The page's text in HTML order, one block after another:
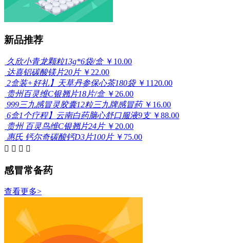
新品推荐
久欣小青龙颗粒13g*6袋/盒 ￥10.00
达喜铝碳酸镁片20片 ￥22.00
2盒装+好礼】天草丹参保心茶180袋 ￥1120.00
贵州百灵维C银翘片18片/盒 ￥26.00
999三九感冒灵胶囊12粒三九牌感冒药 ￥16.00
6盒1个疗程】云南白药脑心舒口服液9支 ￥88.00
贵州 百灵鸟维C银翘片24片 ￥20.00
惠氏 钙尔奇碳酸钙D3片100片 ￥75.00
   
感冒常备药
查看更多>